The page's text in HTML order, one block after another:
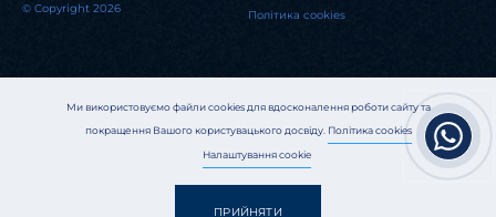
Ми використовуємо файли cookies для вдосконалення роботи сайту та
покращення Вашого користувацького досвіду. Політика cookies
Налаштування cookie
ПРИЙНЯТИ
© Copyright 2026 Політика cookies